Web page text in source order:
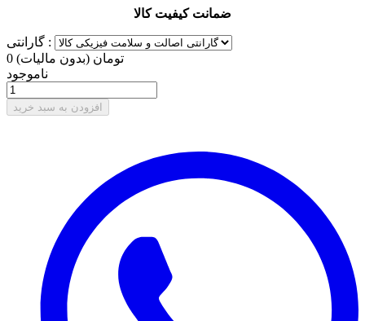
ضمانت کیفیت کالا
گارانتی :
0 تومان (بدون مالیات)
ناموجود
افزودن به سبد خرید